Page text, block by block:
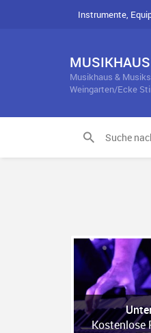
Instrumente,
Musikhaus &
Weingarten/Ecke
Kostenlose